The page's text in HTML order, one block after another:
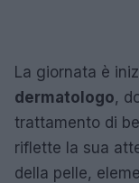
La giornata è
dermatologo,
trattamento di
riflette la sua
della pelle,